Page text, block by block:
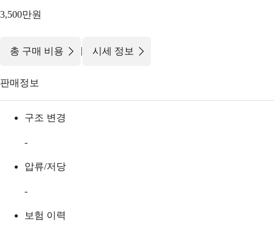
3,500만원
총 구매 비용 | 시세 정보
판매정보
구조 변경
-
압류/저당
-
보험 이력